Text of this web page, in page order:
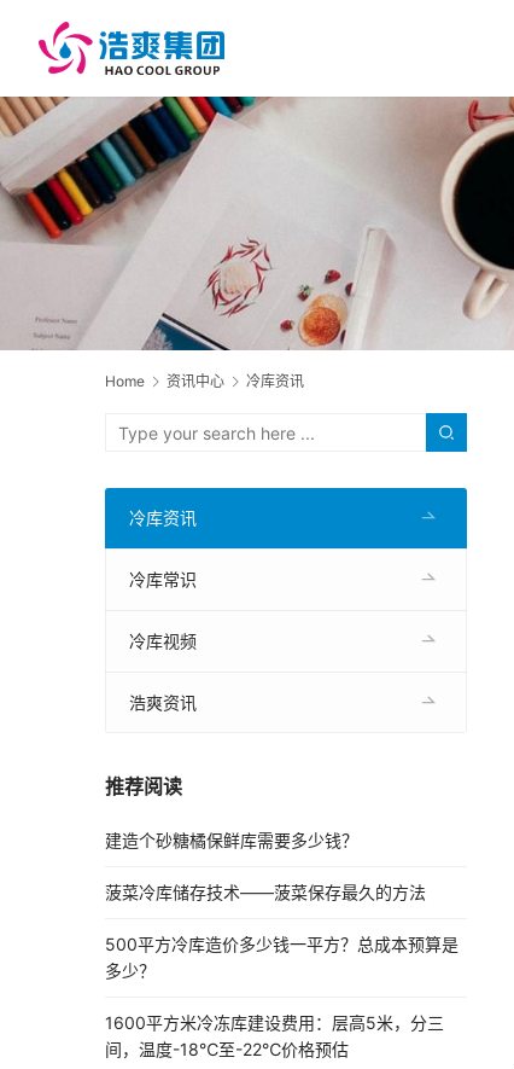
Home 资讯中心 冷库资讯
冷库资讯
冷库常识
冷库视频
浩爽资讯
推荐阅读
建造个砂糖橘保鲜库需要多少钱？
菠菜冷库储存技术——菠菜保存最久的方法
500平方冷库造价多少钱一平方？总成本预算是
多少？
1600平方米冷冻库建设费用：层高5米，分三
间，温度-18℃至-22℃价格预估